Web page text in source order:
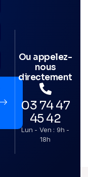
Ou appelez-
nous
directement
03 74 47
45 42
Lun - Ven : 9h -
18h